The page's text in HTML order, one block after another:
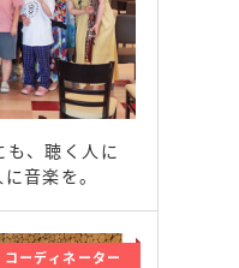
も、聴く人に
音楽を。
ーディネーター